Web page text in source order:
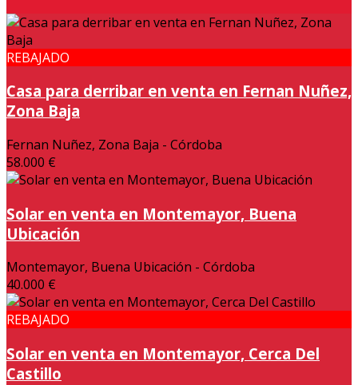
REBAJADO
Casa para derribar en venta en Fernan Nuñez,
Zona Baja
Fernan Nuñez, Zona Baja - Córdoba
58.000 €
Solar en venta en Montemayor, Buena
Ubicación
Montemayor, Buena Ubicación - Córdoba
40.000 €
REBAJADO
Solar en venta en Montemayor, Cerca Del
Castillo